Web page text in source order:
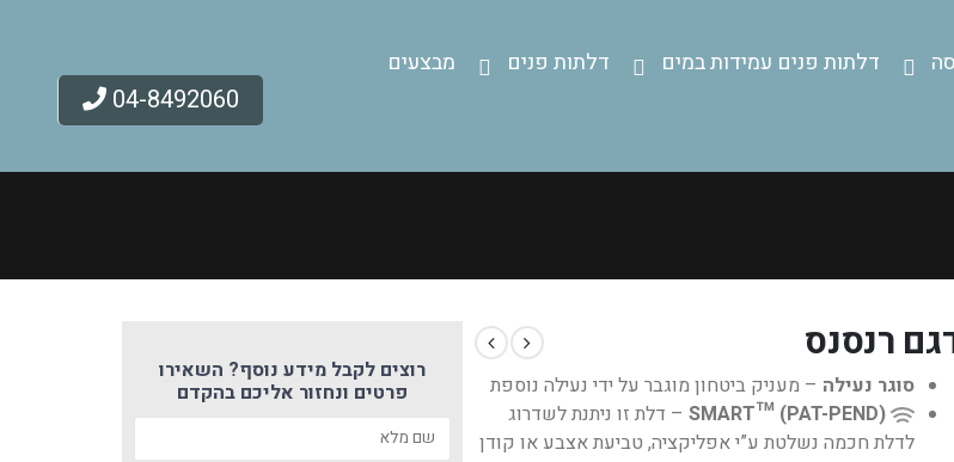
דלתות פנים עמידות במים דלתות פנים
מבצעים
04-8492060
רנסנס
סוגר נעילה – מעניק ביטחון מוגבר על ידי נעילה נוספת
SMART™ (PAT-PEND) – דלת זו ניתנת לשדרוג
לדלת חכמה נשלטת ע”י אפליקציה, טביעת אצבע או קודן
רוצים לקבל מידע נוסף? השאירו
פרטים ונחזור אליכם בהקדם